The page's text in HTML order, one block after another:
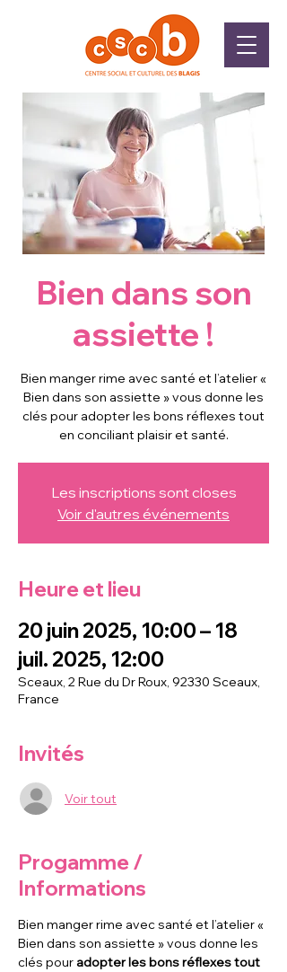
Bien dans son
assiette !
Bien manger rime avec santé et l’atelier «
Bien dans son assiette » vous donne les
clés pour adopter les bons réflexes tout
en conciliant plaisir et santé.
Les inscriptions sont closes
Voir d'autres événements
Heure et lieu
20 juin 2025, 10:00 – 18
juil. 2025, 12:00
Sceaux, 2 Rue du Dr Roux, 92330 Sceaux,
France
Invités
Voir tout
Progamme /
Informations
Bien manger rime avec santé et l’atelier «
Bien dans son assiette » vous donne les
clés pour adopter les bons réflexes tout